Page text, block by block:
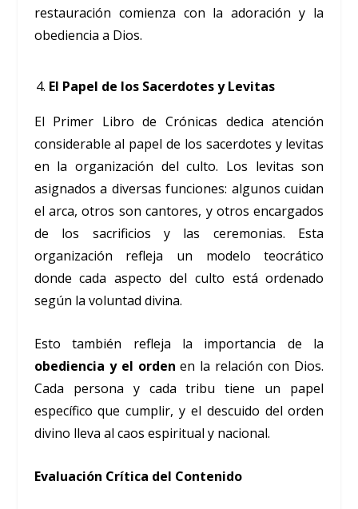
restauración comienza con la adoración y la
obediencia a Dios.
El Papel de los Sacerdotes y Levitas
El Primer Libro de Crónicas dedica atención
considerable al papel de los sacerdotes y levitas
en la organización del culto. Los levitas son
asignados a diversas funciones: algunos cuidan
el arca, otros son cantores, y otros encargados
de los sacrificios y las ceremonias. Esta
organización refleja un modelo teocrático
donde cada aspecto del culto está ordenado
según la voluntad divina.
Esto también refleja la importancia de la
obediencia y el orden en la relación con Dios.
Cada persona y cada tribu tiene un papel
específico que cumplir, y el descuido del orden
divino lleva al caos espiritual y nacional.
Evaluación Crítica del Contenido